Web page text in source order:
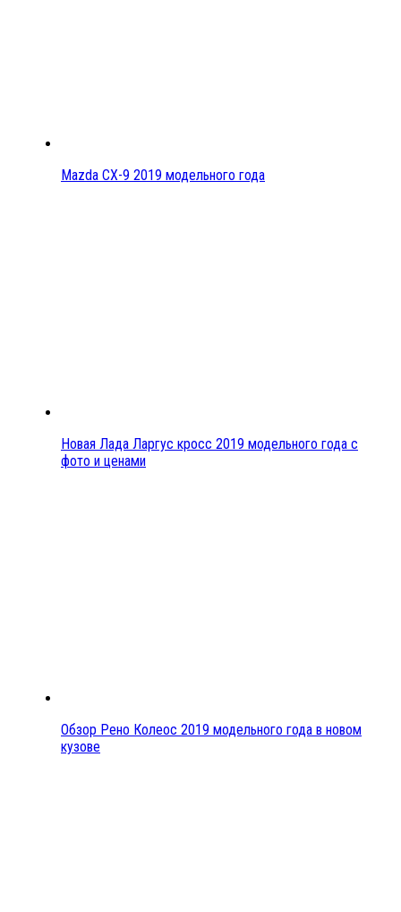
Mazda CX-9 2019 модельного года
Новая Лада Ларгус кросс 2019 модельного года с
фото и ценами
Обзор Рено Колеос 2019 модельного года в новом
кузове